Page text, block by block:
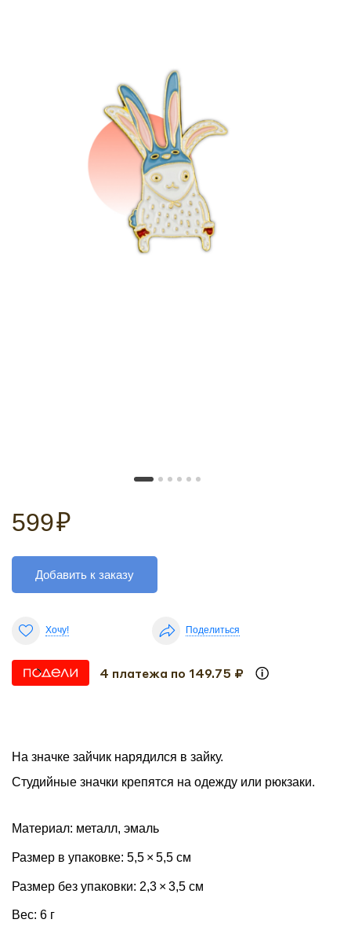
599₽
Добавить к заказу
Хочу! Поделиться
4 платежа по 149.75 ₽
На значке зайчик нарядился в зайку.
Студийные значки крепятся на одежду или рюкзаки.
Материал: металл, эмаль
Размер в упаковке: 5,5 × 5,5 см
Размер без упаковки: 2,3 × 3,5 см
Вес: 6 г